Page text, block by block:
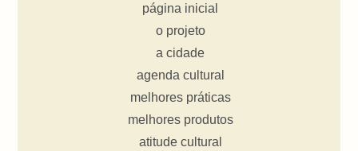
página inicial
o projeto
a cidade
agenda cultural
melhores práticas
melhores produtos
atitude cultural